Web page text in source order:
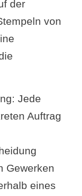
der
von
Jede
Auftrag
Gewerken
eines